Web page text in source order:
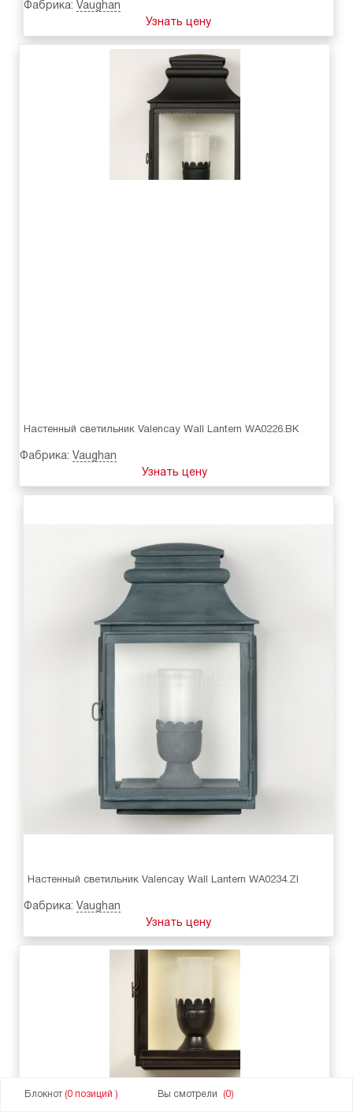
Фабрика: Vaughan
Узнать цену
Настенный светильник Valencay Wall Lantern WA0226.BK
Фабрика: Vaughan
Узнать цену
Настенный светильник Valencay Wall Lantern WA0234.ZI
Фабрика: Vaughan
Узнать цену
Блокнот(0 позиций ) Вы смотрели (0)